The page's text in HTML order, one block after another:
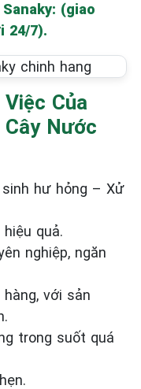
(giao
24/7).
Của
Nước
hư hỏng – Xử
quả.
nghiệp, ngăn
với sản
trong suốt quá